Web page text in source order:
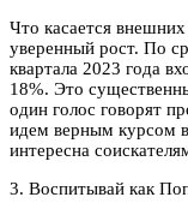
Что касается
уверенный рост. По
квартала 2023 года
18%. Это
один голос говорят
идем верным курсом
интересна
3. Воспитывай как